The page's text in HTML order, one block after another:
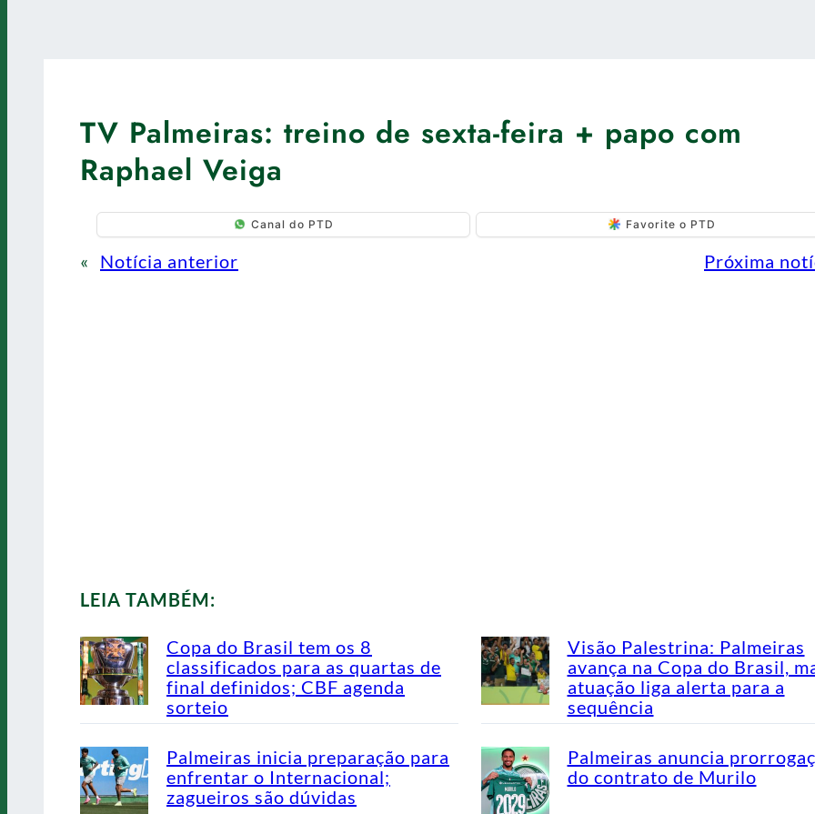
TV Palmeiras: treino de sexta-feira + papo com
Raphael Veiga
Canal do PTD Favorite o PTD
« Notícia anterior Próxima
LEIA TAMBÉM:
Copa do Brasil tem os 8
classificados para as quartas de
final definidos; CBF agenda
sorteio
Visão Palestrina: Palmeiras
avança na Copa do Brasil,
atuação liga alerta para a
sequência
Palmeiras inicia preparação para
enfrentar o Internacional;
zagueiros são dúvidas
Palmeiras anuncia
do contrato de Murilo